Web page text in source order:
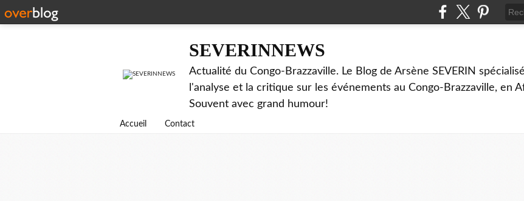
SEVERINNEWS
Actualité du Congo-Brazzaville. Le Blog de Arsène SEVERIN
l'analyse et la critique sur les événements au Congo-Brazzaville, en
Souvent avec grand humour!
Accueil Contact